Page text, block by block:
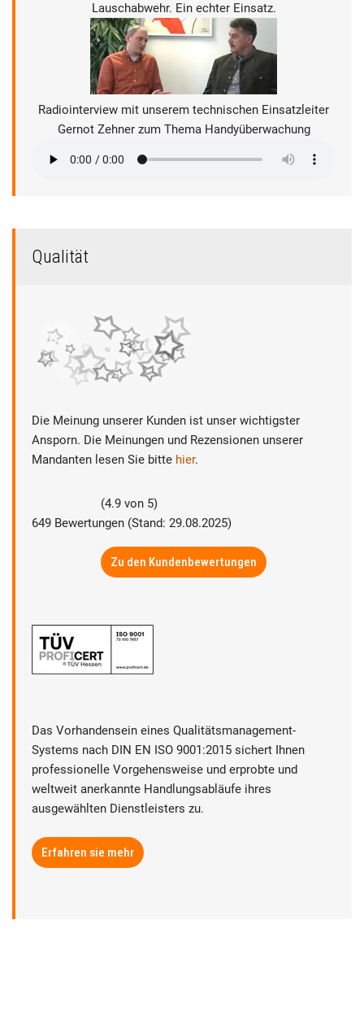
Lauschabwehr. Ein echter Einsatz.
Radiointerview mit unserem technischen Einsatzleiter
Gernot Zehner zum Thema Handyüberwachung
Qualität
Die Meinung unserer Kunden ist unser wichtigster
Ansporn. Die Meinungen und Rezensionen unserer
Mandanten lesen Sie bitte hier.
(4.9 von 5)
649 Bewertungen (Stand: 29.08.2025)
Zu den Kundenbewertungen
Das Vorhandensein eines Qualitätsmanagement-
Systems nach DIN EN ISO 9001:2015 sichert Ihnen
professionelle Vorgehensweise und erprobte und
weltweit anerkannte Handlungsabläufe ihres
ausgewählten Dienstleisters zu.
Erfahren sie mehr